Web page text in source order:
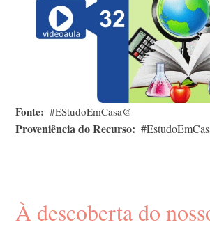
Fonte #EStudoEmCasa@
Proveniência do Recurso
À descoberta do